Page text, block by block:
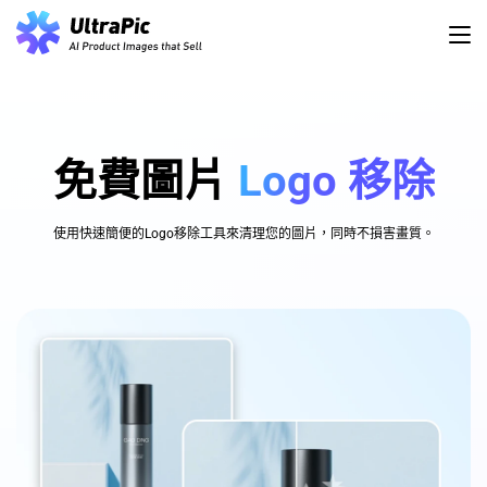
免費圖片 Logo 移除
使用快速簡便的Logo移除工具來清理您的圖片，同時不損害畫質。